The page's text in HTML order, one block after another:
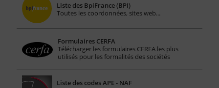
Liste des BpiFrance (BPI)
Toutes les coordonnées, sites web...
Formulaires CERFA
Télécharger les formulaires CERFA les plus
utilisés pour les formalités des sociétés
Liste des codes APE - NAF